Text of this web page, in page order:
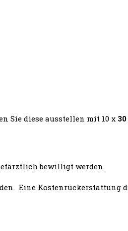
Sie diese ausstellen mit 10 x 30
bewilligt werden.
Eine Kostenrückerstattung